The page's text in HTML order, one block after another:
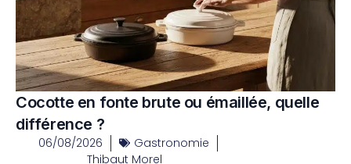
Cocotte en fonte brute ou émaillée, quelle
différence ?
06/08/2026
Gastronomie
Thibaut Morel